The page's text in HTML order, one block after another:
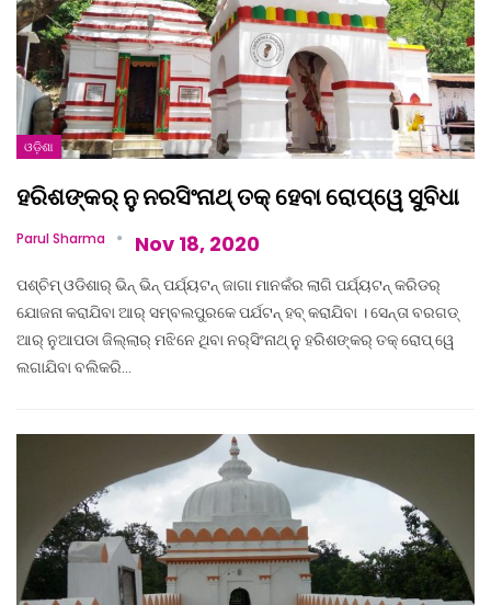
ଓଡ଼ିଶା
ହରିଶଙ୍କର୍‌ ନୁ ନରସିଂନାଥ୍‌ ତକ୍‌ ହେବା ରୋପ୍‌ୱେ ସୁବିଧା
Parul Sharma Nov 18, 2020
ପଶ୍ଚିମ୍‌ ଓଡିଶାର୍‌ ଭିନ୍‌ ଭିନ୍‌ ପର୍ଯ୍ୟଟନ୍‌ ଜାଗା ମାନକଁର ଲାଗି ପର୍ଯ୍ୟଟନ୍‌ କରିଡର୍‌
ଯୋଜନା କରାଯିବା ଆର୍‌ ସମ୍ବଲପୁରକେ ପର୍ଯଟନ୍‌ ହବ୍‌ କରାଯିବା । ସେନ୍ତା ବରଗଡ୍‌
ଆର୍‌ ନୁଆପଡା ଜିଲ୍ଲାର୍‌ ମଝିନେ ଥିବା ନର୍‌ସିଂନାଥ୍‌ ନୁ ହରିଶଙ୍କର୍‌ ତକ୍‌ ରୋପ୍‌ ୱେ
ଲଗାଯିବା ବଲିକରି…